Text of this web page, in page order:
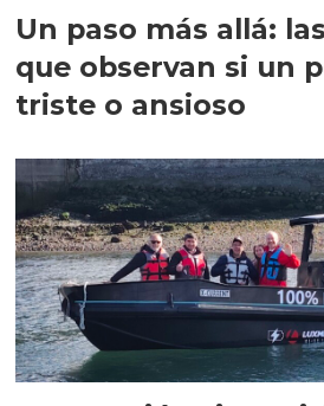
Un paso más allá:
que observan si un
triste o ansioso